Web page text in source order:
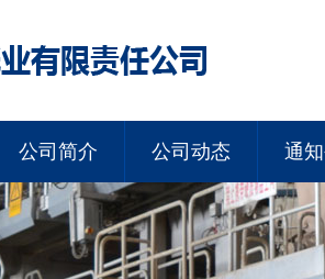
公司简介 公司动态 通